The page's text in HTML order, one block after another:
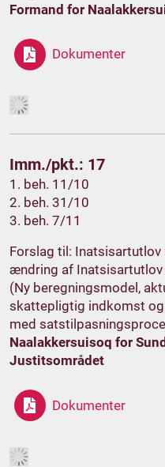
Formand for
Dokumenter
Imm./pkt.: 17
1. beh. 11/10
2. beh. 31/10
3. beh. 7/11
Forslag til: Inatsisartutlov
ændring af
(Ny beregningsmodel,
skattepligtig indkomst
med
Naalakkersuisoq for
Justitsområdet
Dokumenter